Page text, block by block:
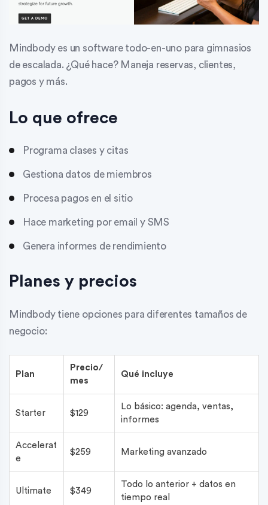
Mindbody es un software todo-en-uno para gimnasios
de escalada. ¿Qué hace? Maneja reservas, clientes,
pagos y más.
Lo que ofrece
Programa clases y citas
Gestiona datos de miembros
Procesa pagos en el sitio
Hace marketing por email y SMS
Genera informes de rendimiento
Planes y precios
Mindbody tiene opciones para diferentes tamaños de
negocio:
Plan
Precio/
mes
Qué incluye
Starter $129
Lo básico: agenda, ventas,
informes
Accelerat
e
$259 Marketing avanzado
Ultimate $349
Todo lo anterior + datos en
tiempo real